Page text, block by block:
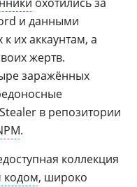
и данными
их аккаунтам, а
жертв.
заражённых
в репозитории
.
коллекция
кодом, широко